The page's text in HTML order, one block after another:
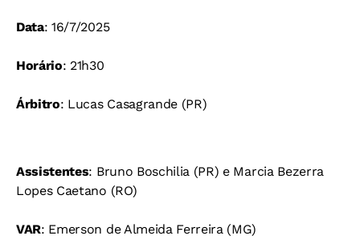
Data: 16/7/2025
Horário: 21h30
Árbitro: Lucas Casagrande (PR)
Assistentes: Bruno Boschilia (PR) e Marcia Bezerra
Lopes Caetano (RO)
VAR: Emerson de Almeida Ferreira (MG)